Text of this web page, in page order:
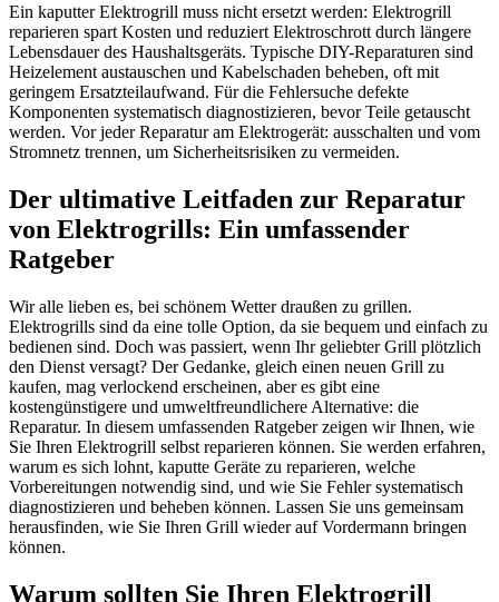
Ein kaputter Elektrogrill muss nicht ersetzt werden: Elektrogrill
reparieren spart Kosten und reduziert Elektroschrott durch längere
Lebensdauer des Haushaltsgeräts. Typische DIY-Reparaturen sind
Heizelement austauschen und Kabelschaden beheben, oft mit
geringem Ersatzteilaufwand. Für die Fehlersuche defekte
Komponenten systematisch diagnostizieren, bevor Teile getauscht
werden. Vor jeder Reparatur am Elektrogerät: ausschalten und vom
Stromnetz trennen, um Sicherheitsrisiken zu vermeiden.
Der ultimative Leitfaden zur Reparatur
von Elektrogrills: Ein umfassender
Ratgeber
Wir alle lieben es, bei schönem Wetter draußen zu grillen.
Elektrogrills sind da eine tolle Option, da sie bequem und einfach zu
bedienen sind. Doch was passiert, wenn Ihr geliebter Grill plötzlich
den Dienst versagt? Der Gedanke, gleich einen neuen Grill zu
kaufen, mag verlockend erscheinen, aber es gibt eine
kostengünstigere und umweltfreundlichere Alternative: die
Reparatur. In diesem umfassenden Ratgeber zeigen wir Ihnen, wie
Sie Ihren Elektrogrill selbst reparieren können. Sie werden erfahren,
warum es sich lohnt, kaputte Geräte zu reparieren, welche
Vorbereitungen notwendig sind, und wie Sie Fehler systematisch
diagnostizieren und beheben können. Lassen Sie uns gemeinsam
herausfinden, wie Sie Ihren Grill wieder auf Vordermann bringen
können.
Warum sollten Sie Ihren Elektrogrill